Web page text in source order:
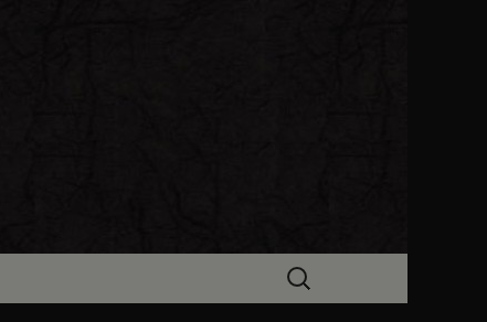
魯ビン
（ろびん）」がお店からのお
検